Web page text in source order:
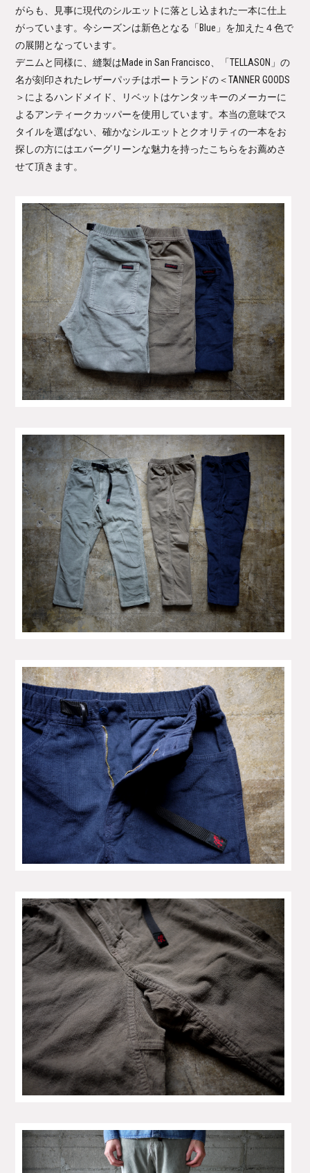
がらも、見事に現代のシルエットに落とし込まれた一本に仕上
がっています。今シーズンは新色となる「Blue」を加えた４色で
の展開となっています。
デニムと同様に、縫製はMade in San Francisco、「TELLASON」の
名が刻印されたレザーパッチはポートランドの＜TANNER GOODS
＞によるハンドメイド、リベットはケンタッキーのメーカーに
よるアンティークカッパーを使用しています。本当の意味でス
タイルを選ばない、確かなシルエットとクオリティの一本をお
探しの方にはエバーグリーンな魅力を持ったこちらをお薦めさ
せて頂きます。